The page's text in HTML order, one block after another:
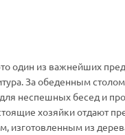
один из важнейших
За обеденным
неспешных бесед и
хозяйки отдают
изготовленным из